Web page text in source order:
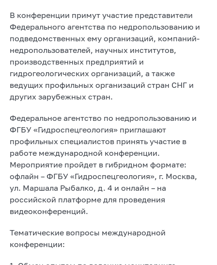
В конференции примут участие представители
Федерального агентства по недропользованию и
подведомственных ему организаций, компаний-
недропользователей, научных институтов,
производственных предприятий и
гидрогеологических организаций, а также
ведущих профильных организаций стран СНГ и
других зарубежных стран.
Федеральное агентство по недропользованию и
ФГБУ «Гидроспецгеология» приглашают
профильных специалистов принять участие в
работе международной конференции.
Мероприятие пройдет в гибридном формате:
офлайн – ФГБУ «Гидроспецгеология», г. Москва,
ул. Маршала Рыбалко, д. 4 и онлайн – на
российской платформе для проведения
видеоконференций.
Тематические вопросы международной
конференции: